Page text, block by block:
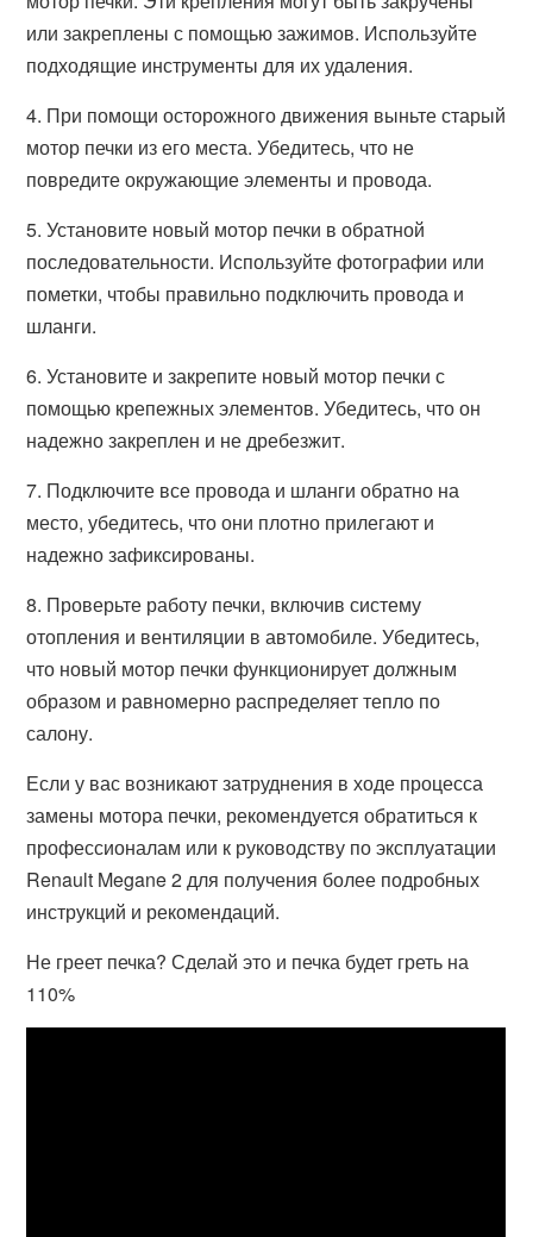
или закреплены с помощью зажимов. Используйте
подходящие инструменты для их удаления.
4. При помощи осторожного движения выньте старый
мотор печки из его места. Убедитесь, что не
повредите окружающие элементы и провода.
5. Установите новый мотор печки в обратной
последовательности. Используйте фотографии или
пометки, чтобы правильно подключить провода и
шланги.
6. Установите и закрепите новый мотор печки с
помощью крепежных элементов. Убедитесь, что он
надежно закреплен и не дребезжит.
7. Подключите все провода и шланги обратно на
место, убедитесь, что они плотно прилегают и
надежно зафиксированы.
8. Проверьте работу печки, включив систему
отопления и вентиляции в автомобиле. Убедитесь,
что новый мотор печки функционирует должным
образом и равномерно распределяет тепло по
салону.
Если у вас возникают затруднения в ходе процесса
замены мотора печки, рекомендуется обратиться к
профессионалам или к руководству по эксплуатации
Renault Megane 2 для получения более подробных
инструкций и рекомендаций.
Не греет печка? Сделай это и печка будет греть на
110%